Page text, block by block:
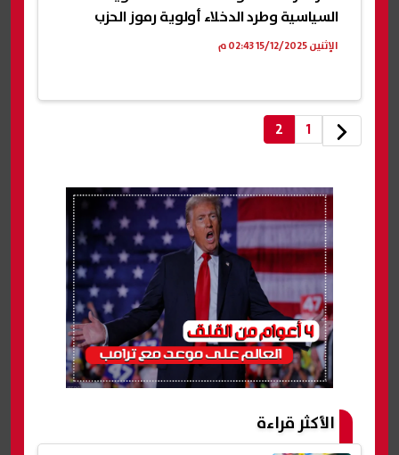
السياسية وطرد الدخلاء أولوية رموز الحزب
الإثنين 15/12/2025 02:43 م
1
2
الأكثر قراءة